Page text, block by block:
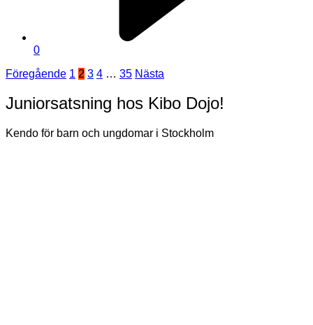
0
Sidnumrering
för
inlägg
Föregående 1 2 3 4 … 35 Nästa
Juniorsatsning hos Kibo Dojo!
Kendo för barn och ungdomar i Stockholm